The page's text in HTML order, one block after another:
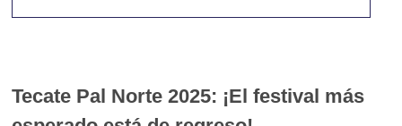
Tecate Pal Norte 2025: ¡El festival más